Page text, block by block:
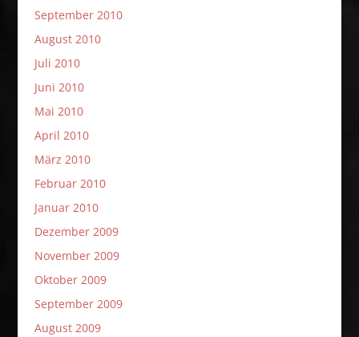
September 2010
August 2010
Juli 2010
Juni 2010
Mai 2010
April 2010
März 2010
Februar 2010
Januar 2010
Dezember 2009
November 2009
Oktober 2009
September 2009
August 2009